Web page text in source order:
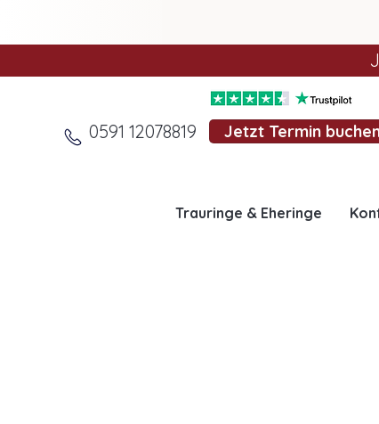
0591 12078819 Jetzt Termin
Trauringe & Eheringe